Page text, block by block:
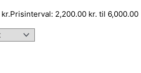
kr.Prisinterval: 2,200.00 kr. til 6,000.00